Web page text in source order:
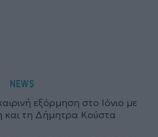
NEWS
εξόρμηση στο Ιόνιο με
και τη Δήμητρα Κούστα